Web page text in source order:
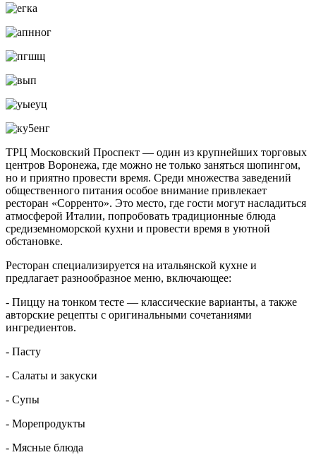
ТРЦ Московский Проспект — один из крупнейших торговых
центров Воронежа, где можно не только заняться шопингом,
но и приятно провести время. Среди множества заведений
общественного питания особое внимание привлекает
ресторан «Сорренто». Это место, где гости могут насладиться
атмосферой Италии, попробовать традиционные блюда
средиземноморской кухни и провести время в уютной
обстановке.
Ресторан специализируется на итальянской кухне и
предлагает разнообразное меню, включающее:
- Пиццу на тонком тесте — классические варианты, а также
авторские рецепты с оригинальными сочетаниями
ингредиентов.
- Пасту
- Салаты и закуски
- Супы
- Морепродукты
- Мясные блюда